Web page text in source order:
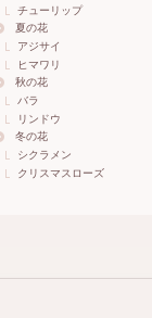
チューリップ
夏の花
アジサイ
ヒマワリ
秋の花
バラ
リンドウ
冬の花
シクラメン
クリスマスローズ